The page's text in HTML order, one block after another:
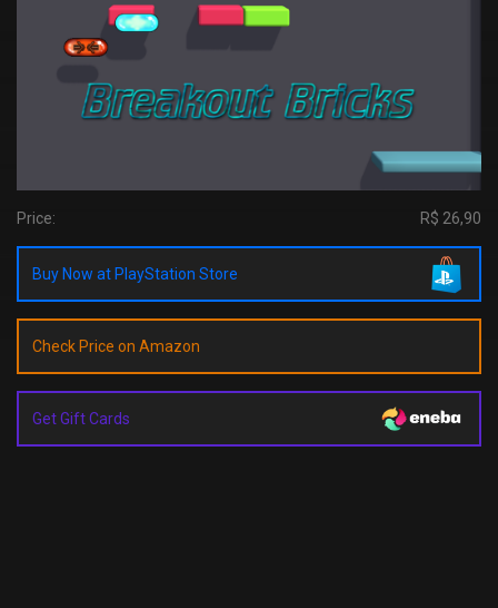
Price: R$ 26,90
Buy Now at PlayStation Store
Check Price on Amazon
Get Gift Cards